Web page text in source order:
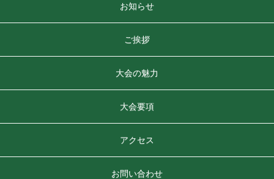
お知らせ
ご挨拶
大会の魅力
大会要項
アクセス
お問い合わせ